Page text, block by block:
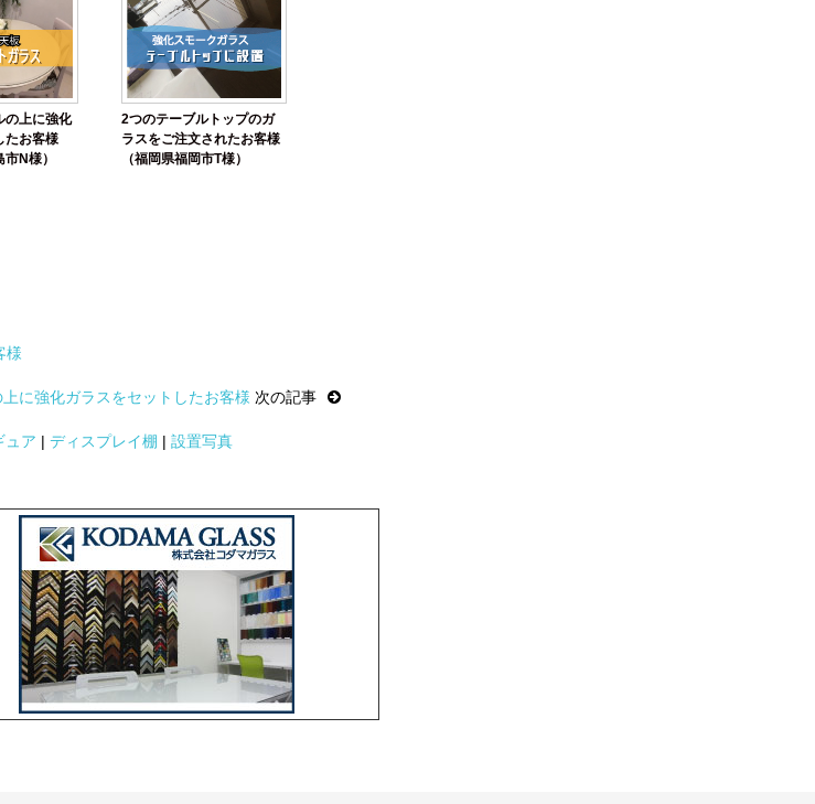
の上に強化
たお客様
市N様）
2つのテーブルトップのガ
ラスをご注文されたお客様
（福岡県福岡市T様）
様
に強化ガラスをセットしたお客様 次の記事
ュア |ディスプレイ棚 |設置写真